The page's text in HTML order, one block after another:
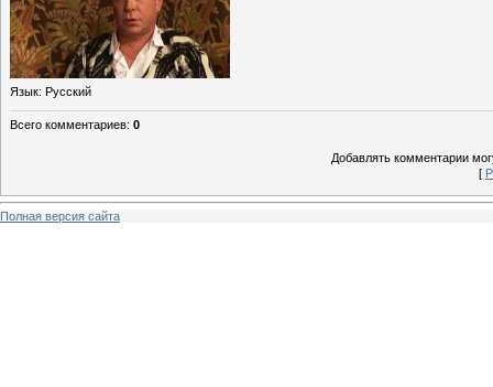
Язык: Русский
Всего комментариев: 0
Добавлять комментарии
[
Полная версия сайта